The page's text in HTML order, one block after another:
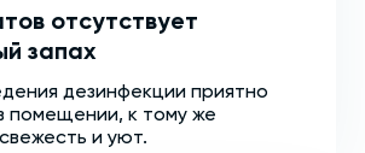
отсутствует
запах
дезинфекции приятно
помещении, к тому же
и уют.